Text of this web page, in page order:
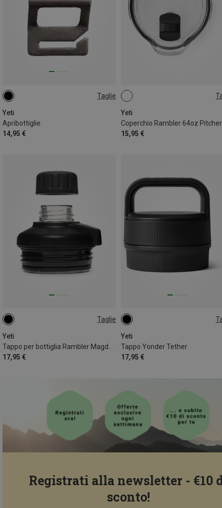
Taglie
Yeti
Apribottiglie
14,95 €
ONE SIZE
Yeti
Coperchio Rambler 64oz
15,95 €
ONE SIZE
Taglie
Yeti
Tappo per bottiglia Rambler Magdock
17,95 €
ONE SIZE
Yeti
Tappo Yonder Tether
17,95 €
ONE SIZE
Registrati alla newsletter - €10
sconto!